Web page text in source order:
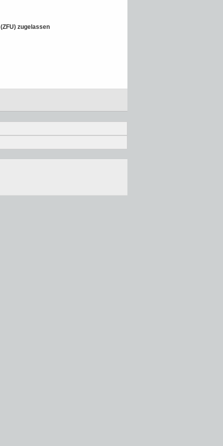
zugelassen